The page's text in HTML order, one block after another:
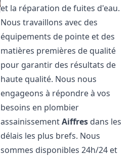
et la réparation de fuites d'eau.
Nous travaillons avec des
équipements de pointe et des
matières premières de qualité
pour garantir des résultats de
haute qualité. Nous nous
engageons à répondre à vos
besoins en plombier
assainissementAiffres dans les
délais les plus brefs. Nous
sommes disponibles 24h/24 et